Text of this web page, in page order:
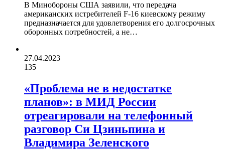
В Минобороны США заявили, что передача
американских истребителей F-16 киевскому режиму
предназначается для удовлетворения его долгосрочных
оборонных потребностей, а не…
27.04.2023
135
«Проблема не в недостатке
планов»: в МИД России
отреагировали на телефонный
разговор Си Цзиньпина и
Владимира Зеленского